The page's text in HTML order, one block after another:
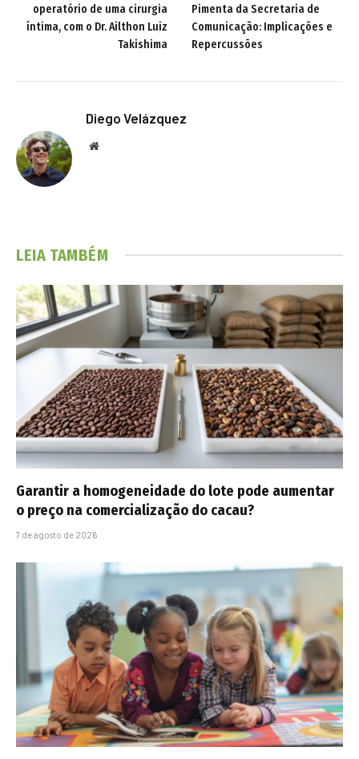
operatório de uma cirurgia
íntima, com o Dr. Ailthon Luiz
Takishima
Pimenta da Secretaria de
Comunicação: Implicações e
Repercussões
Diego Velázquez
Website
LEIA TAMBÉM
Garantir a homogeneidade do lote pode aumentar
o preço na comercialização do cacau?
7 de agosto de 2026